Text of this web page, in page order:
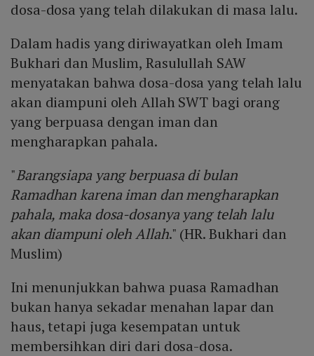
dosa-dosa yang telah dilakukan di masa lalu.
Dalam hadis yang diriwayatkan oleh Imam
Bukhari dan Muslim, Rasulullah SAW
menyatakan bahwa dosa-dosa yang telah lalu
akan diampuni oleh Allah SWT bagi orang
yang berpuasa dengan iman dan
mengharapkan pahala.
"Barangsiapa yang berpuasa di bulan
Ramadhan karena iman dan mengharapkan
pahala, maka dosa-dosanya yang telah lalu
akan diampuni oleh Allah." (HR. Bukhari dan
Muslim)
Ini menunjukkan bahwa puasa Ramadhan
bukan hanya sekadar menahan lapar dan
haus, tetapi juga kesempatan untuk
membersihkan diri dari dosa-dosa.